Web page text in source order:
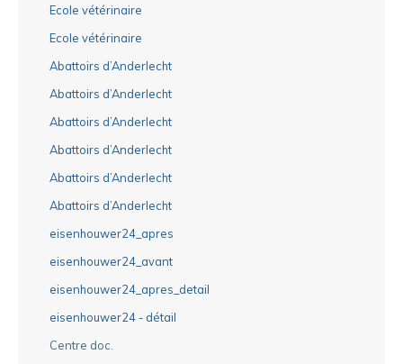
Ecole vétérinaire
Ecole vétérinaire
Abattoirs d’Anderlecht
Abattoirs d’Anderlecht
Abattoirs d’Anderlecht
Abattoirs d’Anderlecht
Abattoirs d’Anderlecht
Abattoirs d’Anderlecht
eisenhouwer24_apres
eisenhouwer24_avant
eisenhouwer24_apres_detail
eisenhouwer24 - détail
Centre doc.